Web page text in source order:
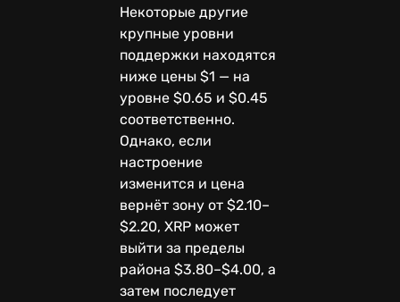
Некоторые другие
крупные уровни
поддержки находятся
ниже цены $1 — на
уровне $0.65 и $0.45
соответственно.
Однако, если
настроение
изменится и цена
вернёт зону от $2.10–
$2.20, XRP может
выйти за пределы
района $3.80–$4.00, а
затем последует